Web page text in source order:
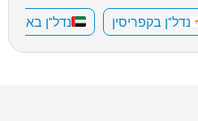
נדל"ן בקפריסין נדל"ן